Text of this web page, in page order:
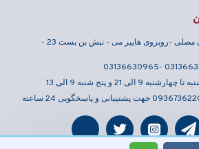
اصفهان - خیابان میر - خیابان مصلی -روبروی هایپر می - نبش بن بست 23 -
21 و پنج شنبه 9 الی 13